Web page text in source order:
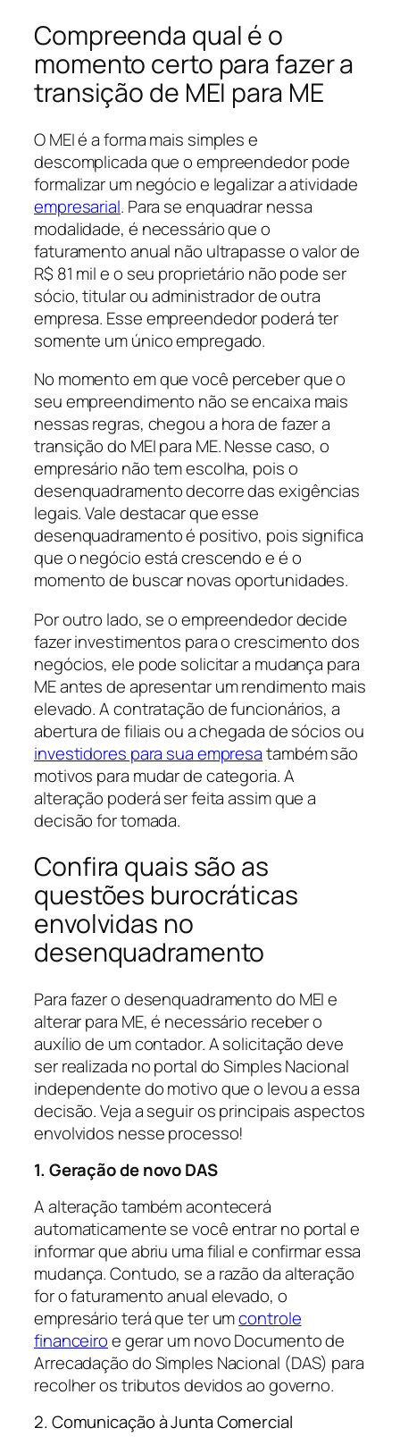
Compreenda qual é o
momento certo para fazer a
transição de MEI para ME
O MEI é a forma mais simples e
descomplicada que o empreendedor pode
formalizar um negócio e legalizar a atividade
empresarial. Para se enquadrar nessa
modalidade, é necessário que o
faturamento anual não ultrapasse o valor de
R$ 81 mil e o seu proprietário não pode ser
sócio, titular ou administrador de outra
empresa. Esse empreendedor poderá ter
somente um único empregado.
No momento em que você perceber que o
seu empreendimento não se encaixa mais
nessas regras, chegou a hora de fazer a
transição do MEI para ME. Nesse caso, o
empresário não tem escolha, pois o
desenquadramento decorre das exigências
legais. Vale destacar que esse
desenquadramento é positivo, pois significa
que o negócio está crescendo e é o
momento de buscar novas oportunidades.
Por outro lado, se o empreendedor decide
fazer investimentos para o crescimento dos
negócios, ele pode solicitar a mudança para
ME antes de apresentar um rendimento mais
elevado. A contratação de funcionários, a
abertura de filiais ou a chegada de sócios ou
investidores para sua empresatambém são
motivos para mudar de categoria. A
alteração poderá ser feita assim que a
decisão for tomada.
Confira quais são as
questões burocráticas
envolvidas no
desenquadramento
Para fazer o desenquadramento do MEI e
alterar para ME, é necessário receber o
auxílio de um contador. A solicitação deve
ser realizada no portal do Simples Nacional
independente do motivo que o levou a essa
decisão. Veja a seguir os principais aspectos
envolvidos nesse processo!
1. Geração de novo DAS
A alteração também acontecerá
automaticamente se você entrar no portal e
informar que abriu uma filial e confirmar essa
mudança. Contudo, se a razão da alteração
for o faturamento anual elevado, o
empresário terá que ter umcontrole
financeiroe gerar um novo Documento de
Arrecadação do Simples Nacional (DAS) para
recolher os tributos devidos ao governo.
2. Comunicação à Junta Comercial